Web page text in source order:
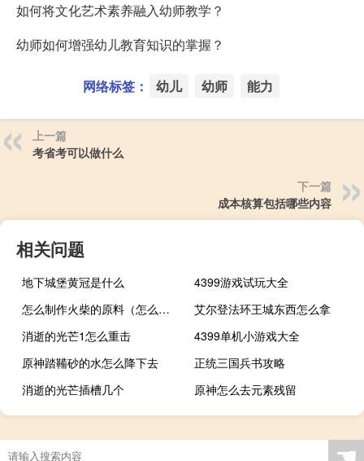
如何将文化艺术素养融入幼师教学？
幼师如何增强幼儿教育知识的掌握？
网络标签： 幼儿 幼师 能力
上一篇
考省考可以做什么
下一篇
成本核算包括哪些内容
相关问题
地下城堡黄冠是什么
4399游戏试玩大全
怎么制作火柴的原料（怎么制作火柴人动画）
艾尔登法环王城东西怎么拿
消逝的光芒1怎么重击
4399单机小游戏大全
原神踏鞴砂的水怎么降下去
正统三国兵书攻略
消逝的光芒插槽几个
原神怎么去元素残留